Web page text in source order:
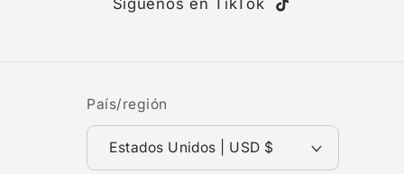
Siguenos en TikTok
TikTok
País/región
Estados Unidos | USD $